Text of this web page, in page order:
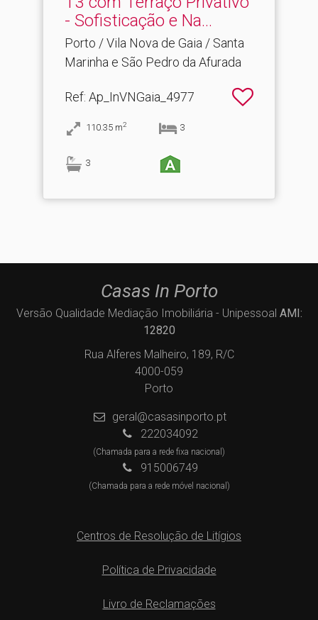
- Sofisticação e Na.​..
Porto / Vila Nova de Gaia / Santa
Marinha e São Pedro da Afurada
Ref: Ap_InVNGaia_4977
110.35 m2 3
3
Casas In Porto
Versão Qualidade Mediação Imobiliária - Unipessoal AMI:
12820
Rua Alferes Malheiro, 189, R/C
4000-059
Porto
geral@casasinporto.pt
222034092
(Chamada para a rede fixa nacional)
915006749
(Chamada para a rede móvel nacional)
Centros de Resolução de Litígios
Política de Privacidade
Livro de Reclamações